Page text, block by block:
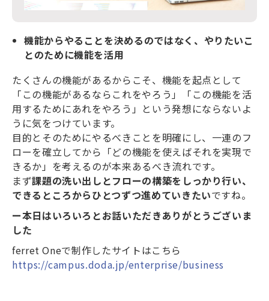
機能からやることを決めるのではなく、やりたいこ
とのために機能を活用
たくさんの機能があるからこそ、機能を起点として
「この機能があるならこれをやろう」「この機能を活
用するためにあれをやろう」という発想にならないよ
うに気をつけています。
目的とそのためにやるべきことを明確にし、一連のフ
ローを確立してから「どの機能を使えばそれを実現で
きるか」を考えるのが本来あるべき流れです。
まず課題の洗い出しとフローの構築をしっかり行い、
できるところからひとつずつ進めていきたいですね。
ー本日はいろいろとお話いただきありがとうございま
した
ferret Oneで制作したサイトはこちら
https://campus.doda.jp/enterprise/business